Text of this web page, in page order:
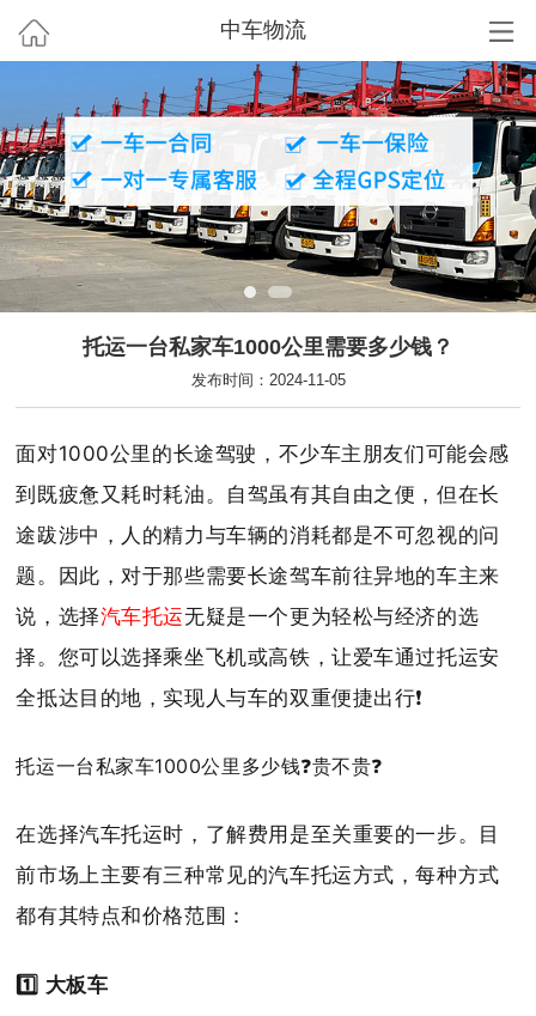
中车物流
托运一台私家车1000公里需要多少钱？
发布时间：2024-11-05
面对1000公里的长途驾驶，不少车主朋友们可能会感
到既疲惫又耗时耗油。自驾虽有其自由之便，但在长
途跋涉中，人的精力与车辆的消耗都是不可忽视的问
题。因此，对于那些需要长途驾车前往异地的车主来
说，选择汽车托运无疑是一个更为轻松与经济的选
择。您可以选择乘坐飞机或高铁，让爱车通过托运安
全抵达目的地，实现人与车的双重便捷出行❗️
托运一台私家车1000公里多少钱❓贵不贵❓
在选择汽车托运时，了解费用是至关重要的一步。目
前市场上主要有三种常见的汽车托运方式，每种方式
都有其特点和价格范围：
1️⃣ 大板车